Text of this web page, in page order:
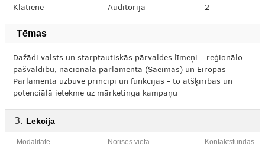
Klātiene Auditorija 2
Tēmas
Dažādi valsts un starptautiskās pārvaldes līmeņi – reģionālo
pašvaldību, nacionālā parlamenta (Saeimas) un Eiropas
Parlamenta uzbūve principi un funkcijas - to atšķirības un
potenciālā ietekme uz mārketinga kampaņu
Lekcija
Modalitāte Norises vieta Kontaktstundas